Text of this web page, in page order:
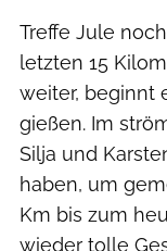
Treffe Jule
letzten 15
weiter, beginnt
gießen. Im
Silja und
haben, um
Km bis zum
wieder tolle